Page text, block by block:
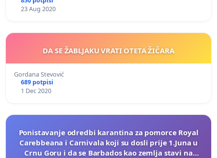
23 Aug 2020
DA SE ŽABLJAKU VRATI OTETA ŽIČARA
Gordana Stevović
689 potpisi
1 Dec 2020
Ponistavanje odredbi karantina za pomorce Royal
Carebbeana i Carnivala koji su dosli prije 1.Juna u
Crnu Goru i da se Barbados kao zemlja stavi na